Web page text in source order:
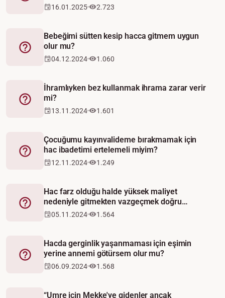
16.01.2025 2.723
Fetva
Bebeğimi sütten kesip hacca gitmem uygun
olur mu?
04.12.2024 1.060
Fetva
İhramlıyken bez kullanmak ihrama zarar verir
mi?
13.11.2024 1.601
Fetva
Çocuğumu kayınvalideme bırakmamak için
hac ibadetimi ertelemeli miyim?
12.11.2024 1.249
Fetva
Hac farz olduğu halde yüksek maliyet
nedeniyle gitmekten vazgeçmek doğru
mudur?
05.11.2024 1.564
Fetva
Hacda gerginlik yaşanmaması için eşimin
yerine annemi götürsem olur mu?
06.09.2024 1.568
“Umre için Mekke'ye gidenler ancak